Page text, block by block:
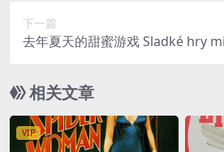
下一篇
去年夏天的甜蜜游戏 Sladké hry
相关文章
VIP